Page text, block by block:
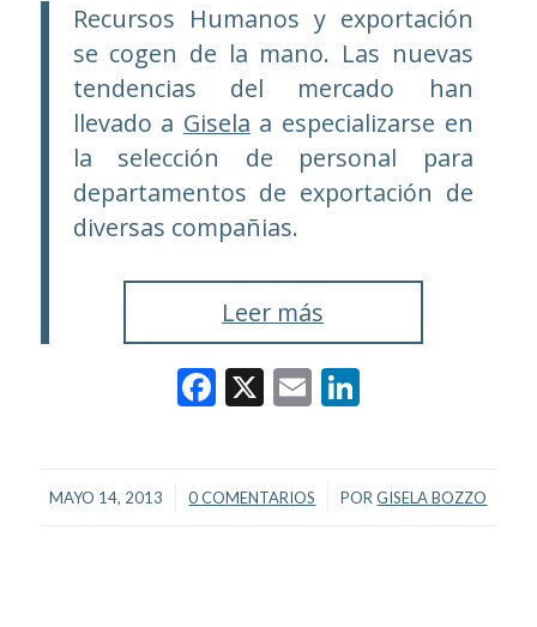
Recursos Humanos y exportación
se cogen de la mano. Las nuevas
tendencias del mercado han
llevado a Gisela a especializarse en
la selección de personal para
departamentos de exportación de
diversas compañias.
Leer más
Facebook
X EmailLinkedIn
MAYO 14, 2013
/ 0 COMENTARIOS
/ PORGISELA BOZZO